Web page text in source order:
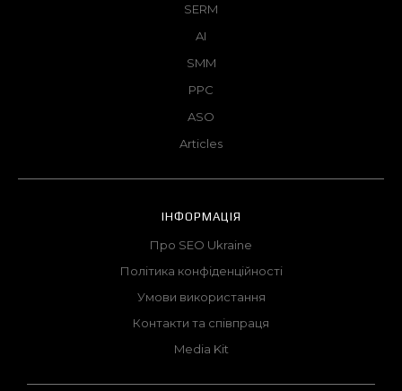
SERM
AI
SMM
PPC
ASO
Articles
ІНФОРМАЦІЯ
Про SEO Ukraine
Політика конфіденційності
Умови використання
Контакти та співпраця
Media Kit